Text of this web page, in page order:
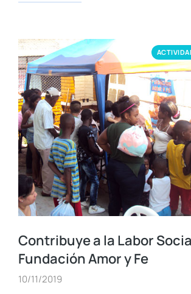
Contribuye a la Labor
Fundación Amor y Fe
10/11/2019